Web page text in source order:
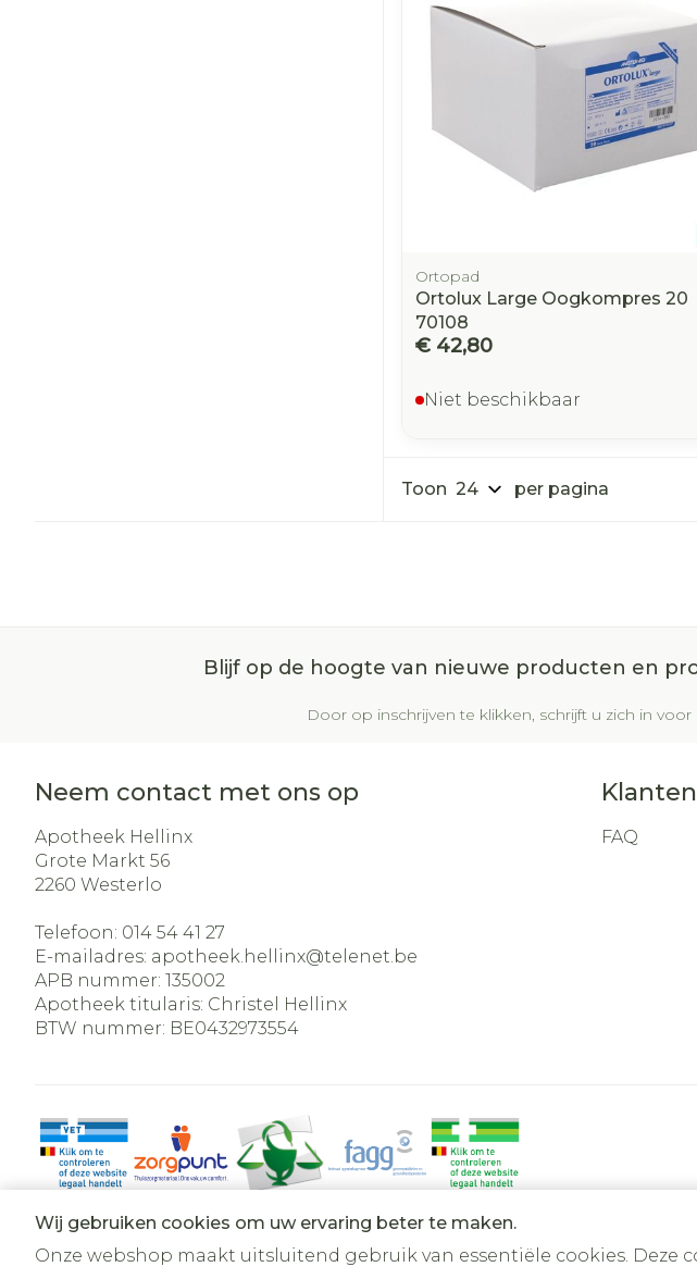
Wij gebruiken cookies om uw ervaring beter te maken.
Onze webshop maakt uitsluitend gebruik van essentiële cookies. Deze
Ortopad
Ortolux Large Oogkompres 20
70108
€ 42,80
Niet beschikbaar
Toon per pagina
Blijf op de hoogte van nieuwe producten en
Door op inschrijven te klikken, schrijft u zich in
Neem contact met ons op
Apotheek Hellinx
Grote Markt 56
2260 Westerlo
Telefoon: 014 54 41 27
E-mailadres: apotheek.hellinx@telenet.be
APB nummer: 135002
Apotheek titularis: Christel Hellinx
BTW nummer: BE0432973554
FAQ